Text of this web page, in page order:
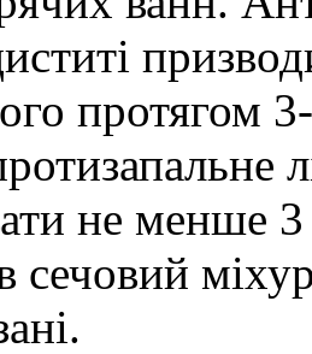
протягом
не менше
сечовий